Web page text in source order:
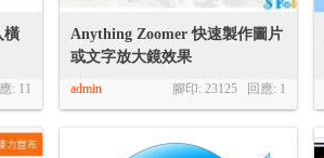
橫
: 11
Anything Zoomer 快速製作圖片
或文字放大鏡效果
腳印: 23125 回應: 1
admin